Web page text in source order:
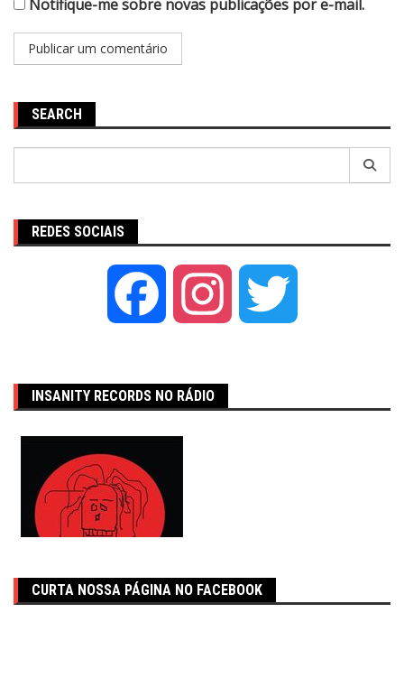
Notifique-me sobre novas publicações por e-mail.
SEARCH
REDES SOCIAIS
Facebook Instagram
INSANITY RECORDS NO RÁDIO
CURTA NOSSA PÁGINA NO FACEBOOK